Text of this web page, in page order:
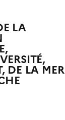
LA
DE LA MER